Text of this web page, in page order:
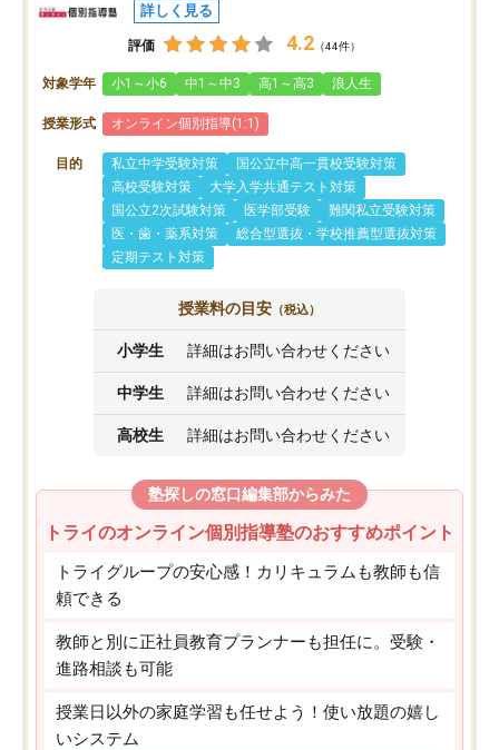
詳しく見る
評価 4.2 （44件）
対象学年 小1～小6 中1～中3 高1～高3 浪人生
授業形式 オンライン個別指導(1:1)
目的 私立中学受験対策
国公立中高一貫校受験対策
高校受験対策
大学入学共通テスト対策
国公立2次試験対策
医学部受験
難関私立受験対策
医・歯・薬系対策
総合型選抜・学校推薦型選抜対策
定期テスト対策
授業料の目安 （税込）
小学生 詳細はお問い合わせください
中学生 詳細はお問い合わせください
高校生 詳細はお問い合わせください
塾探しの窓口編集部からみた
トライのオンライン個別指導塾のおすすめポイント
トライグループの安心感！カリキュラムも教師も信
頼できる
教師と別に正社員教育プランナーも担任に。受験・
進路相談も可能
授業日以外の家庭学習も任せよう！使い放題の嬉し
いシステム